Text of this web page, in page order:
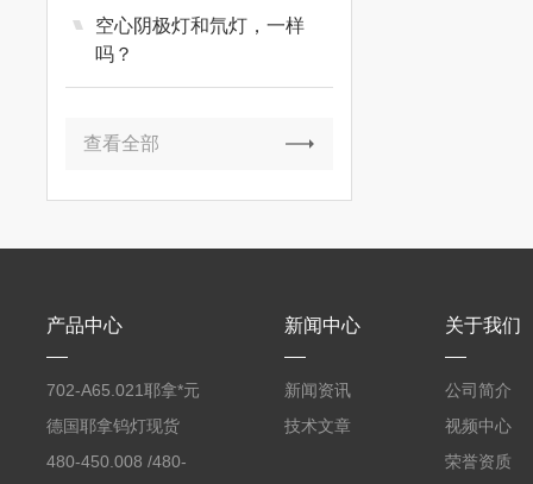
空心阴极灯和氘灯，一样
吗？
查看全部
产品中心
702-A65.021耶拿*元
素分析仪反应罐
德国耶拿钨灯现货
480-450.008 /480-
新闻中心
新闻资讯
技术文章
关于我们
公司简介
视频中心
荣誉资质